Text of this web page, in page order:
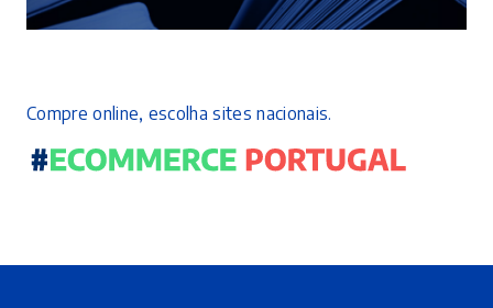
Compre online, escolha sites nacionais.